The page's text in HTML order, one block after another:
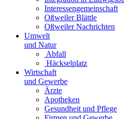
Interessengemeinschaft
Oßweiler Blättle
Oßweiler Nachrichten
Umwelt
und Natur
Abfall
Häckselplatz
Wirtschaft
und Gewerbe
Ärzte
Apotheken
Gesundheit und Pflege